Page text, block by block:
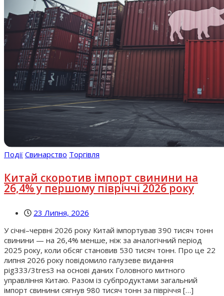
Події Свинарство Торгівля
Китай скоротив імпорт свинини на
26,4% у першому півріччі 2026 року
23 Липня, 2026
У січні–червні 2026 року Китай імпортував 390 тисяч тонн
свинини — на 26,4% менше, ніж за аналогічний період
2025 року, коли обсяг становив 530 тисяч тонн. Про це 22
липня 2026 року повідомило галузеве видання
pig333/3tres3 на основі даних Головного митного
управління Китаю. Разом із субпродуктами загальний
імпорт свинини сягнув 980 тисяч тонн за півріччя […]